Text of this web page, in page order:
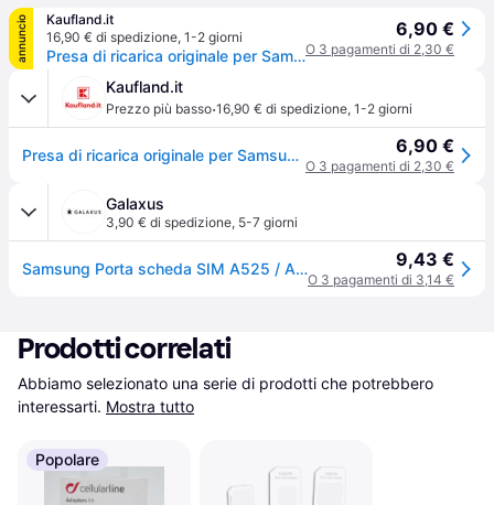
annuncio
Kaufland.it
16,90 € di spedizione, 1-2 giorni
Presa di ricarica originale per Samsung Galaxy A52 A72 Dual Blue GH98-46290B
6,90 €
O 3 pagamenti di 2,30 €
Kaufland.it
Prezzo più basso·16,90 € di spedizione, 1-2 giorni
Presa di ricarica originale per Samsung Galaxy A52 A72 Dual Blue GH98-46290B 6,90 €
O 3 pagamenti di 2,30 €
Galaxus
3,90 € di spedizione, 5-7 giorni
Samsung Porta scheda SIM A525 / A526 / A725 Galaxy A52 4G / 5G / A72 4G (Dual) blu GH98-46290B (Samsung Galaxy A52, Samsung Galaxy A52 5G, Samsung Galaxy A72 5G), Pezzi di ricambio per dispositivi mobili, Blu 9,43 €
O 3 pagamenti di 3,14 €
Prodotti correlati
Abbiamo selezionato una serie di prodotti che potrebbero
interessarti. Mostra tutto
Popolare